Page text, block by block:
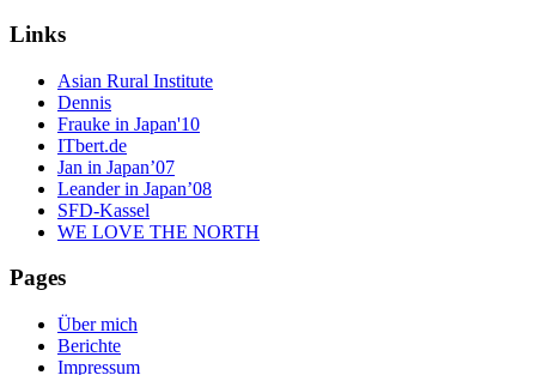
Links
Asian Rural Institute
Dennis
Frauke in Japan'10
ITbert.de
Jan in Japan’07
Leander in Japan’08
SFD-Kassel
WE LOVE THE NORTH
Pages
Über mich
Berichte
Impressum